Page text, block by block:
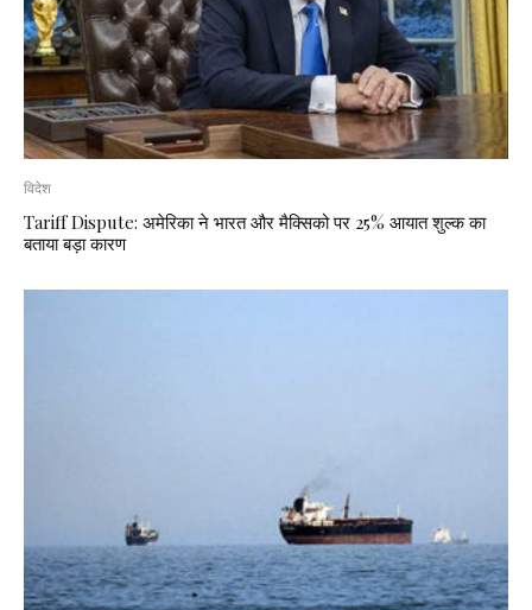
विदेश
Tariff Dispute: अमेरिका ने भारत और मैक्सिको पर 25% आयात शुल्क का
बताया बड़ा कारण